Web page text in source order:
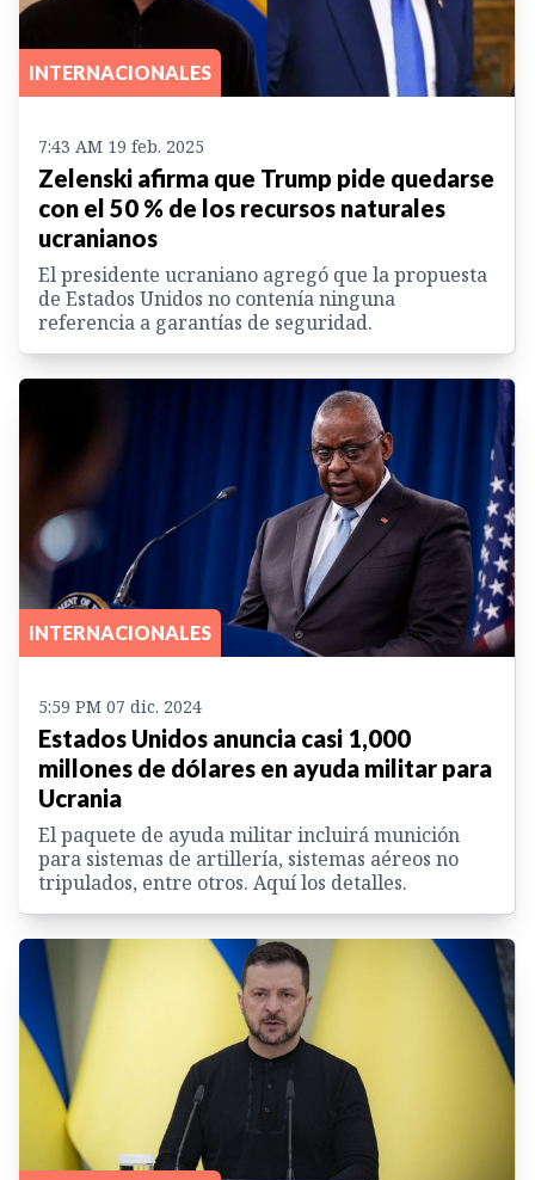
INTERNACIONALES
7:43 AM 19 feb. 2025
Zelenski afirma que Trump pide quedarse
con el 50 % de los recursos naturales
ucranianos
El presidente ucraniano agregó que la propuesta
de Estados Unidos no contenía ninguna
referencia a garantías de seguridad.
INTERNACIONALES
5:59 PM 07 dic. 2024
Estados Unidos anuncia casi 1,000
millones de dólares en ayuda militar para
Ucrania
El paquete de ayuda militar incluirá munición
para sistemas de artillería, sistemas aéreos no
tripulados, entre otros. Aquí los detalles.